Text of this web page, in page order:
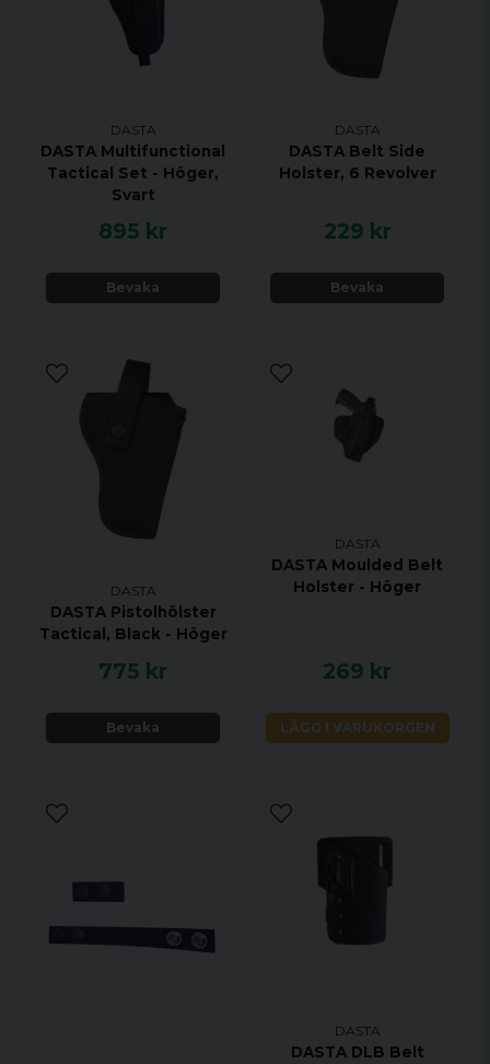
DASTA
DASTA Multifunctional
Tactical Set - Höger,
Svart
895 kr
Bevaka
DASTA
DASTA Belt Side
Holster, 6 Revolver
229 kr
Bevaka
DASTA
DASTA Pistolhölster
Tactical, Black - Höger
775 kr
Bevaka
DASTA
DASTA Moulded Belt
Holster - Höger
269 kr
LÄGG I VARUKORGEN
DASTA
DASTA DLB Belt